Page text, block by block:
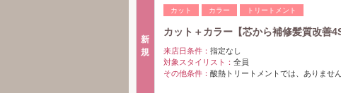
新
規
カット カラー トリートメント
カット＋カラー【芯から補修髪質改善
来店日条件： 指定なし
対象スタイリスト： 全員
その他条件： 酸熱トリートメントでは、ありません